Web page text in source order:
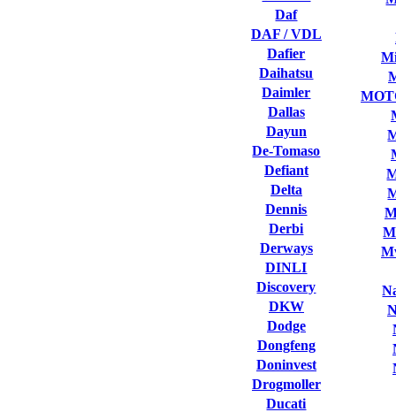
Daf
DAF / VDL
Dafier
Daihatsu
Daimler
Dallas
Dayun
De-Tomaso
Defiant
Delta
Dennis
Derbi
Derways
DINLI
Discovery
DKW
Dodge
Dongfeng
Doninvest
Drogmoller
Ducati